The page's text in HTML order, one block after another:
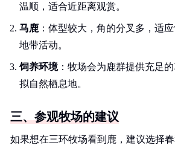
温顺，适合近距离观赏。
马鹿 ：体型较大，角的分叉多，适
地带活动。
饲养环境：牧场会为鹿群提供充足
拟自然栖息地。
三、参观牧场的建议
如果想在三环牧场看到鹿，建议选择